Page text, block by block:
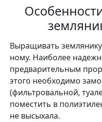
Выращивать
ному. Наиболее
предварительным
этого необ­ходимо
(филь­тровальной,
поместить в
не высыха­ла.